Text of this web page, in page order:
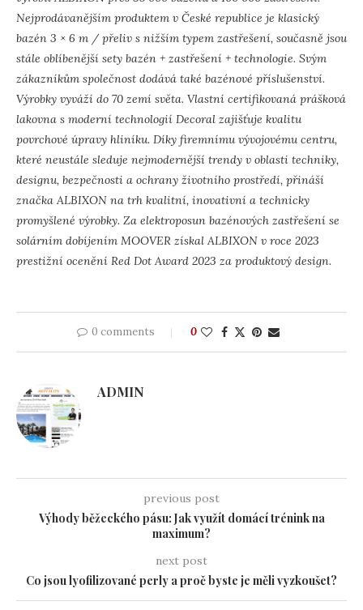
Nejprodávanějším produktem v České republice je klasický
bazén 3 × 6 m / přeliv s nižším typem zastřešení, současně jsou
stále oblíbenější sety bazén + zastřešení + technologie. Svým
zákazníkům společnost dodává také bazénové příslušenství.
Výrobky vyváží do 70 zemí světa. Vlastní certifikovaná prášková
lakovna s moderní technologií Decoral zajišťuje kvalitu
povrchové úpravy hliníku. Díky firemnímu vývojovému centru,
které neustále sleduje nejmodernější trendy v oblasti techniky,
designu, bezpečnosti a ochrany životního prostředí, přináší
značka ALBIXON na trh kvalitní, inovativní a technicky
promyšlené výrobky. Za elektroposun bazénových zastřešení se
solárním dobíjením MOOVER získal ALBIXON v roce 2023
prestižní ocenění Red Dot Award 2023 za produktový design.
0 comments 0
ADMIN
previous post
Výhody běžeckého pásu: Jak využít domácí trénink na
maximum?
next post
Co jsou lyofilizované perly a proč byste je měli vyzkoušet?